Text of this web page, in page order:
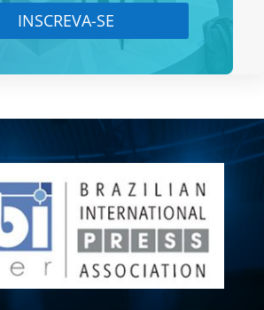
INSCREVA-SE